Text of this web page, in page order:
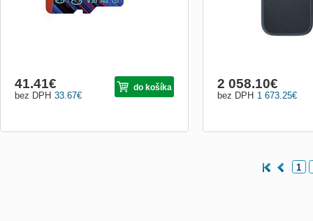
33.67€
bez DPH
41.41€ do košíka
1 673.25€
bez DPH
2 058.10€
1